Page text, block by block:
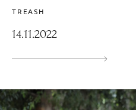
TREASH
14.11.2022